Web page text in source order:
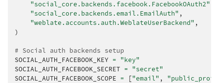
"social_core.backends.facebook.FacebookOAuth2"
"social_core.backends.email.EmailAuth" ,
"weblate.accounts.auth.WeblateUserBackend" ,
)
# Social auth backends setup
SOCIAL_AUTH_FACEBOOK_KEY = "key"
SOCIAL_AUTH_FACEBOOK_SECRET = "secret"
SOCIAL_AUTH_FACEBOOK_SCOPE = ["email" ,